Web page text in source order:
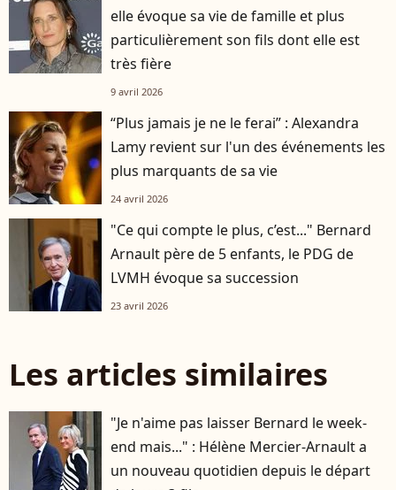
elle évoque sa vie de famille et plus
particulièrement son fils dont elle est
très fière
9 avril 2026
“Plus jamais je ne le ferai” : Alexandra
Lamy revient sur l'un des événements les
plus marquants de sa vie
24 avril 2026
"Ce qui compte le plus, c’est..." Bernard
Arnault père de 5 enfants, le PDG de
LVMH évoque sa succession
23 avril 2026
Les articles similaires
"Je n'aime pas laisser Bernard le week-
end mais..." : Hélène Mercier-Arnault a
un nouveau quotidien depuis le départ